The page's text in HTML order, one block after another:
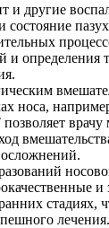
и другие
состояние
и определения
носа,
врачу
и
стадиях,
лечения.